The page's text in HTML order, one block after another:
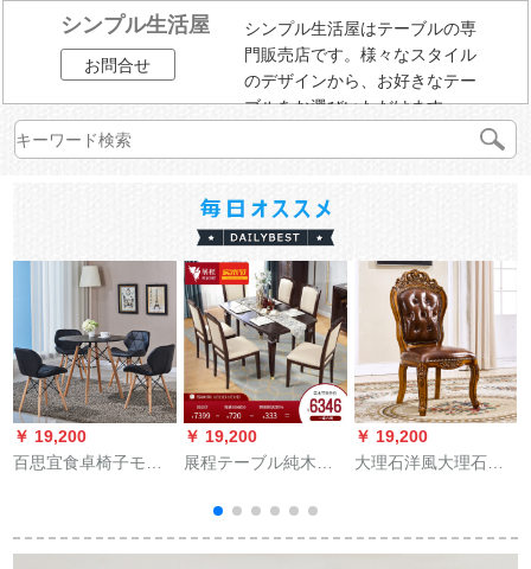
シンプル生活屋
お問合せ
シンプル生活屋はテーブルの専
門販売店です。様々なスタイル
のデザインから、お好きなテー
ブルをお選びいただけます。
￥ 19,200
百思宜食卓椅子モダ
ャー接待ビジネステ
￥ 19,200
展程テーブル純木餐
リカ式軽奢家具小タ
プレル家庭用テーブ
￥ 19,200
大理石洋風大理石の
然雨琳エンドルのア